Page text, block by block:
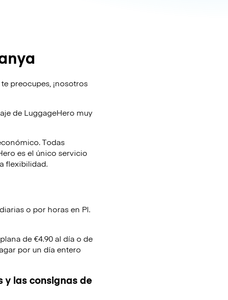
preocupes, ¡nosotros
de LuggageHero muy
Todas
es el único servicio
flexibilidad.
o por horas en Pl.
de €4.90 al día o de
por un día entero
y las consignas de